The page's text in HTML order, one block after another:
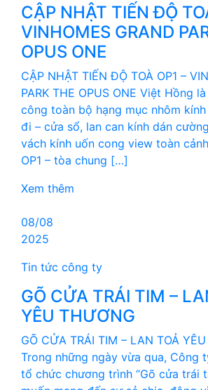
CẬP NHẬT TIẾN ĐỘ
VINHOMES GRAND
OPUS ONE
CẬP NHẬT TIẾN ĐỘ TOÀ OP1 –
PARK THE OPUS ONE Việt Hồng
công toàn bộ hạng mục nhôm
đi – cửa sổ, lan can kính dán
vách kính uốn cong view toàn
OP1 – tòa chung […]
Xem thêm
08/08
2025
Tin tức công ty
GÕ CỬA TRÁI TIM –
YÊU THƯƠNG
GÕ CỬA TRÁI TIM – LAN TOẢ
Trong những ngày vừa qua, Công
tổ chức chương trình “Gõ cửa trái